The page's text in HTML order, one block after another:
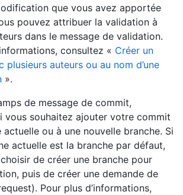
que vous avez apportée
pouvez attribuer la validation à
dans le message de validation.
consultez « Créer un
plusieurs auteurs ou au nom d’une
».
de message de commit,
vous souhaitez ajouter votre commit
actuelle ou à une nouvelle branche. Si
actuelle est la branche par défaut,
de créer une branche pour
puis de créer une demande de
Pour plus d’informations,